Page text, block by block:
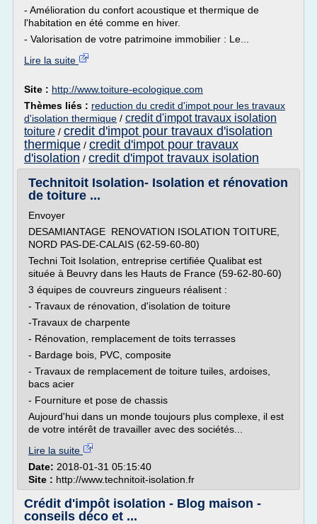
- Amélioration du confort acoustique et thermique de
l'habitation en été comme en hiver.
- Valorisation de votre patrimoine immobilier : Le...
Lire la suite
Site : http://www.toiture-ecologique.com
Thèmes liés : reduction du credit d'impot pour les travaux
d'isolation thermique / credit d'impot travaux isolation
toiture / credit d'impot pour travaux d'isolation
thermique / credit d'impot pour travaux
d'isolation / credit d'impot travaux isolation
Technitoit Isolation- Isolation et rénovation
de toiture ...
Envoyer
DESAMIANTAGE RENOVATION ISOLATION TOITURE,
NORD PAS-DE-CALAIS (62-59-60-80)
Techni Toit Isolation, entreprise certifiée Qualibat est
située à Beuvry dans les Hauts de France (59-62-80-60)
3 équipes de couvreurs zingueurs réalisent :
- Travaux de rénovation, d'isolation de toiture
-Travaux de charpente
- Rénovation, remplacement de toits terrasses
- Bardage bois, PVC, composite
- Travaux de remplacement de toiture tuiles, ardoises,
bacs acier
- Fourniture et pose de chassis
Aujourd'hui dans un monde toujours plus complexe, il est
de votre intérêt de travailler avec des sociétés...
Lire la suite
Date: 2018-01-31 05:15:40
Site : http://www.technitoit-isolation.fr
Crédit d'impôt isolation - Blog maison -
conseils déco et ...